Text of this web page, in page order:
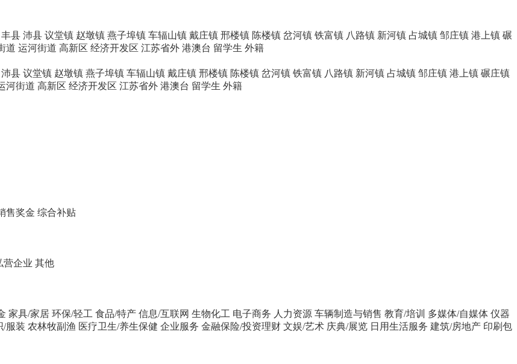
丰县 沛县 议堂镇 赵墩镇 燕子埠镇 车辐山镇 戴庄镇 邢楼镇 陈楼镇 岔河镇 铁富镇 八路镇 新河镇 占城镇 邹庄镇 港上镇 碾
道 运河街道 高新区 经济开发区 江苏省外 港澳台 留学生 外籍
沛县 议堂镇 赵墩镇 燕子埠镇 车辐山镇 戴庄镇 邢楼镇 陈楼镇 岔河镇 铁富镇 八路镇 新河镇 占城镇 邹庄镇 港上镇 碾庄镇
河街道 高新区 经济开发区 江苏省外 港澳台 留学生 外籍
售奖金 综合补贴
营企业 其他
家具/家居 环保/轻工 食品/特产 信息/互联网 生物化工 电子商务 人力资源 车辆制造与销售 教育/培训 多媒体/自媒体 仪器
/服装 农林牧副渔 医疗卫生/养生保健 企业服务 金融保险/投资理财 文娱/艺术 庆典/展览 日用生活服务 建筑/房地产 印刷包